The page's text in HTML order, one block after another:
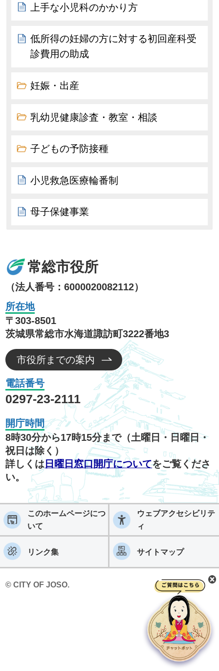
上手な小児科のかかり方
低所得の妊婦の方に対する初回産科受
診費用の助成
妊娠・出産
乳幼児健康診査・教室・相談
子どもの予防接種
小児救急医療輪番制
母子保健事業
常総市役所
（法人番号：6000020082112）
所在地
〒303-8501
茨城県常総市水海道諏訪町3222番地3
市役所までの案内
電話番号
0297-23-2111
開庁時間
8時30分から17時15分まで（土曜日・日曜日・
祝日は除く）
詳しくは 日曜日窓口開庁についてをご覧くださ
い。
このホームページにつ
いて
ウェブアクセシビリテ
ィ
リンク集 サイトマップ
© CITY OF JOSO.